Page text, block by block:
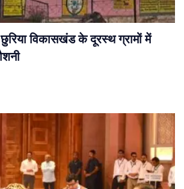
विकासखंड के दूरस्थ ग्रामों में